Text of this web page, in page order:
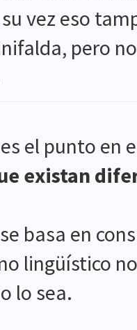
vez eso
pero
el punto en
existan
basa en
lingüístico
lo sea.